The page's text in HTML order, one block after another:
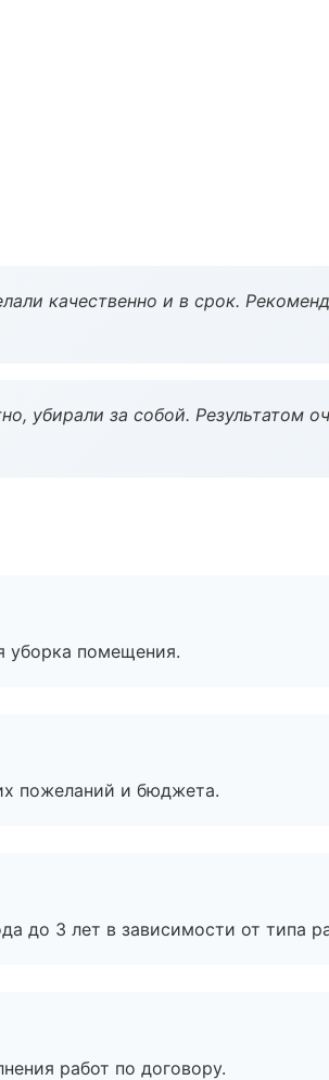
качественно и в срок.
убирали за собой. Результатом
уборка помещения.
пожеланий и бюджета.
до 3 лет в зависимости от типа
работ по договору.